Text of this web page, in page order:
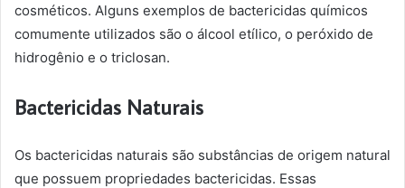
cosméticos. Alguns exemplos de bactericidas químicos
comumente utilizados são o álcool etílico, o peróxido de
hidrogênio e o triclosan.
Bactericidas Naturais
Os bactericidas naturais são substâncias de origem natural
que possuem propriedades bactericidas. Essas